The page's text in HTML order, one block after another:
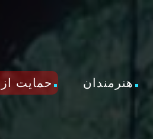
هنرمندان حمایت